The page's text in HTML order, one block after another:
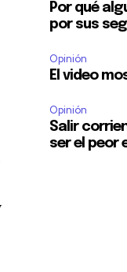
Por qué
por sus
Opinión
El video
Opinión
Salir
ser el peor